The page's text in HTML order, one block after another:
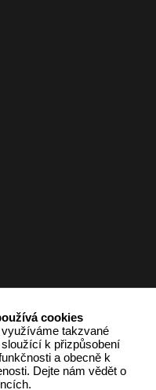
povinen vystavit
cookies
takzvané
k přizpůsobení
a obecně k
Dejte nám vědět o